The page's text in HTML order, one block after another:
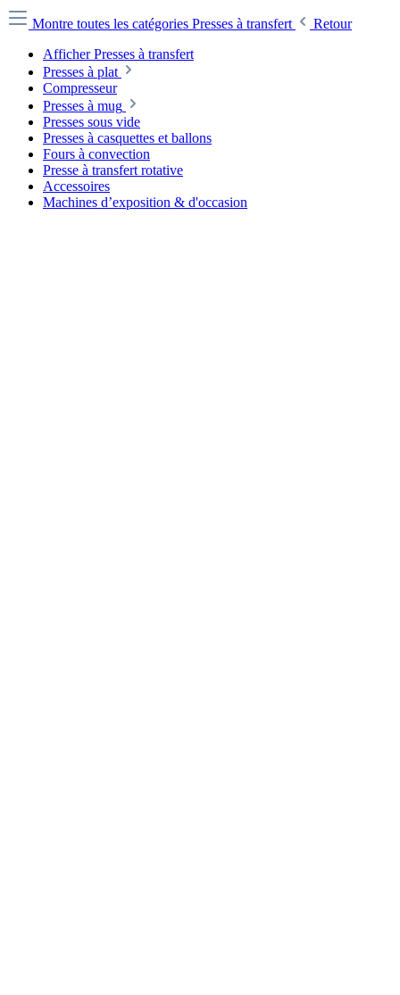
Montre toutes les catégories Presses à transfert
Retour
Afficher Presses à transfert
Presses à plat
Compresseur
Presses à mug
Presses sous vide
Presses à casquettes et ballons
Fours à convection
Presse à transfert rotative
Accessoires
Machines d’exposition & d'occasion